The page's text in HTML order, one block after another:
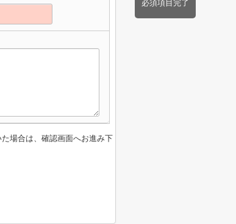
必須項目完了
場合は、確認画面へお進み下